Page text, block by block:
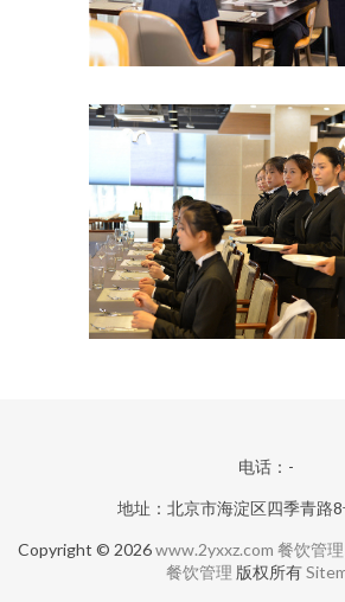
电话：-
地址：北京市海淀区四季青路
Copyright © 2026www.2yxxz.com 餐饮管理
餐饮管理 版权所有